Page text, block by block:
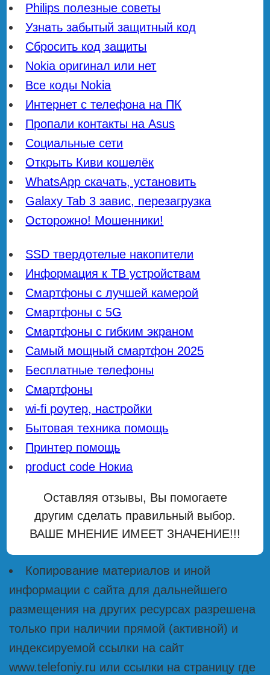
Philips полезные советы
Узнать забытый защитный код
Сбросить код защиты
Nokia оригинал или нет
Все коды Nokia
Интернет с телефона на ПК
Пропали контакты на Asus
Социальные сети
Открыть Киви кошелёк
WhatsApp скачать, установить
Galaxy Tab 3 завис, перезагрузка
Осторожно! Мошенники!
SSD твердотелые накопители
Информация к ТВ устройствам
Смартфоны с лучшей камерой
Смартфоны с 5G
Смартфоны с гибким экраном
Самый мощный смартфон 2025
Бесплатные телефоны
Смартфоны
wi-fi роутер, настройки
Бытовая техника помощь
Принтер помощь
product code Нокиа
Оставляя отзывы, Вы помогаете
другим сделать правильный выбор.
ВАШЕ МНЕНИЕ ИМЕЕТ ЗНАЧЕНИЕ!!!
Копирование материалов и иной
информации с сайта для дальнейшего
размещения на других ресурсах разрешена
только при наличии прямой (активной) и
индексируемой ссылки на сайт
www.telefoniy.ru или ссылки на страницу где